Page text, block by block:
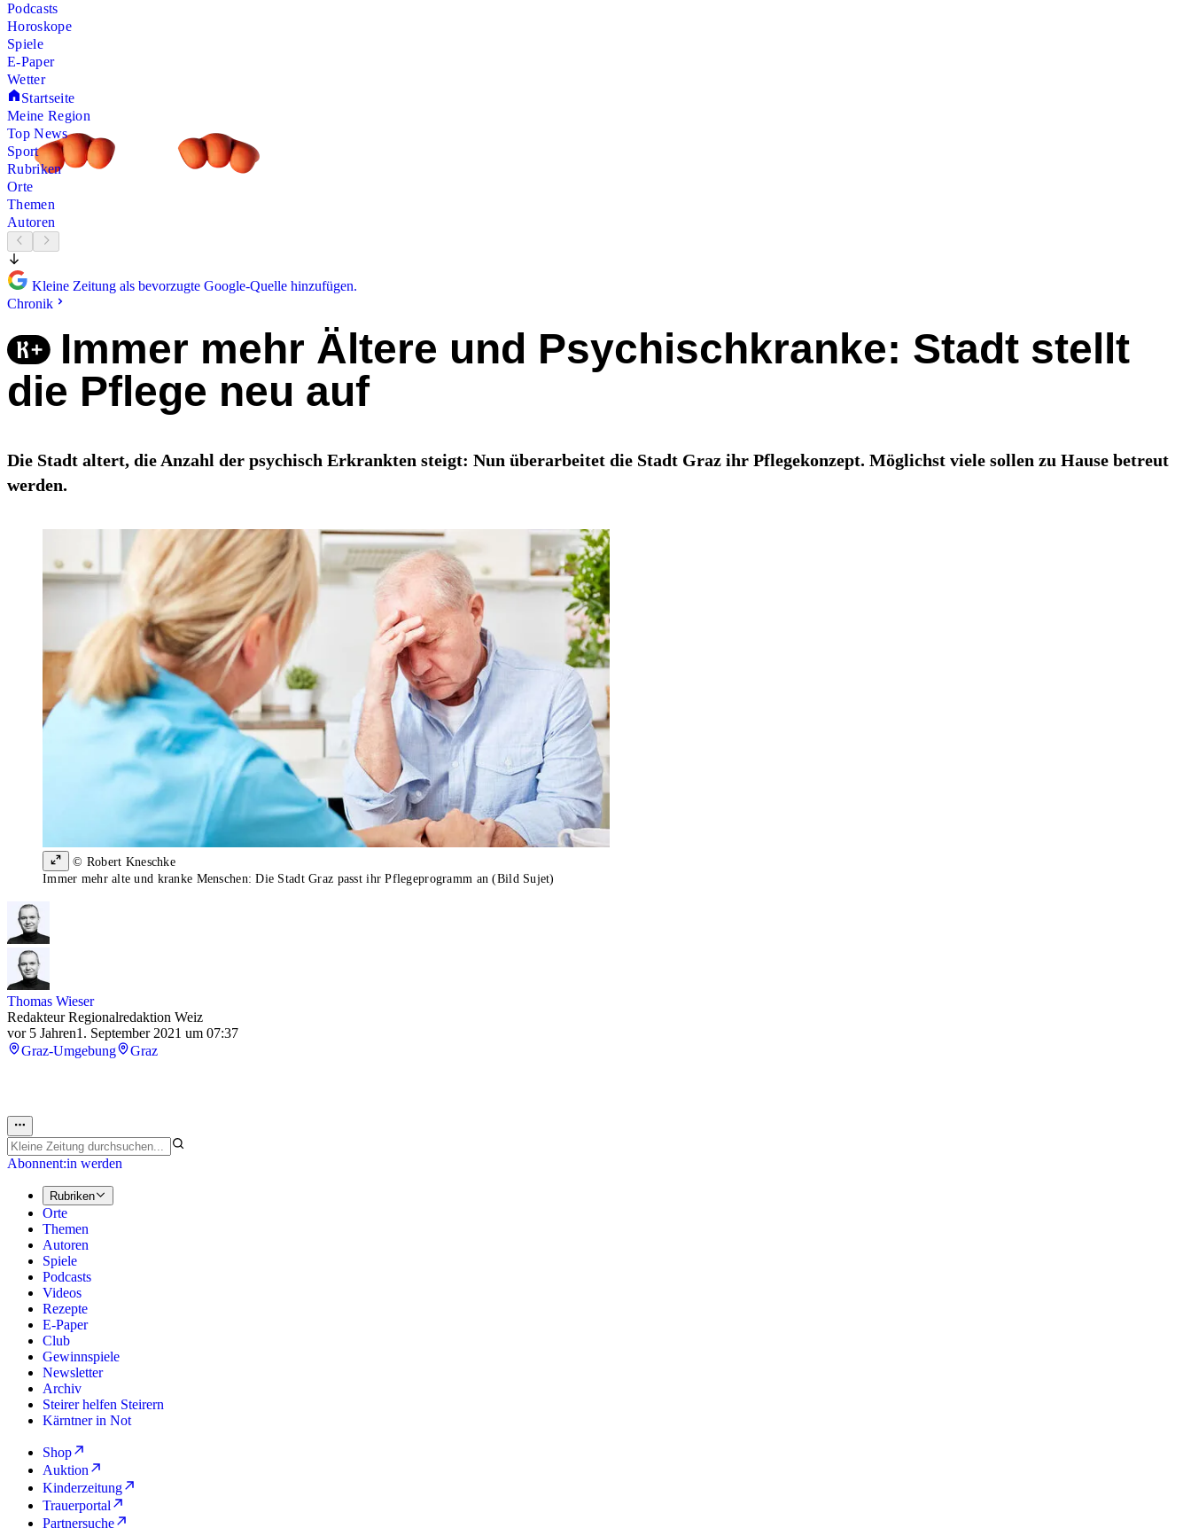
Podcasts
Horoskope
Spiele
E-Paper
Wetter
Startseite
Meine Region
Top News
Sport
Rubriken
Orte
Themen
Autoren
Kleine Zeitung als bevorzugte Google-Quelle hinzufügen.
Chronik
Immer mehr Ältere und Psychischkranke: Stadt stellt
die Pflege neu auf
Die Stadt altert, die Anzahl der psychisch Erkrankten steigt: Nun überarbeitet die Stadt Graz ihr Pflegekonzept. Möglichst viele sollen zu Hause betreut
werden.
© Robert Kneschke
Immer mehr alte und kranke Menschen: Die Stadt Graz passt ihr Pflegeprogramm an (Bild Sujet)
Thomas Wieser
Redakteur Regionalredaktion Weiz
vor 5 Jahren1. September 2021 um 07:37
Graz-Umgebung
Graz
Abonnent:in werden
Rubriken
Orte
Themen
Autoren
Spiele
Podcasts
Videos
Rezepte
E-Paper
Club
Gewinnspiele
Newsletter
Archiv
Steirer helfen Steirern
Kärntner in Not
Shop
Auktion
Kinderzeitung
Trauerportal
Partnersuche